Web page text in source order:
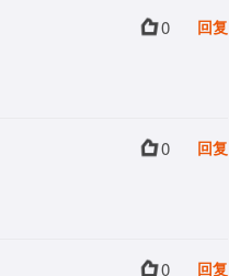
0 回复
0 回复
0 回复